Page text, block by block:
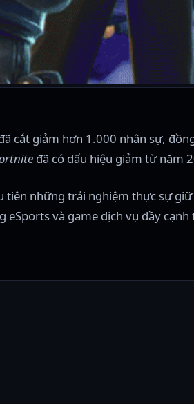
cắt giảm hơn 1.000 nhân sự,
đã có dấu hiệu giảm từ năm
tiên những trải nghiệm thực sự
và game dịch vụ đầy cạnh